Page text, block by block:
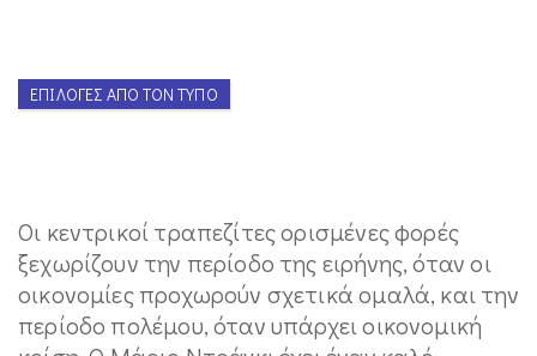
ΕΠΙΛΟΓΈΣ ΑΠΌ ΤΟΝ ΤΎΠΟ
Οι κεντρικοί τραπεζίτες ορισμένες φορές
ξεχωρίζουν την περίοδο της ειρήνης, όταν οι
οικονομίες προχωρούν σχετικά ομαλά, και την
περίοδο πολέμου, όταν υπάρχει οικονομική